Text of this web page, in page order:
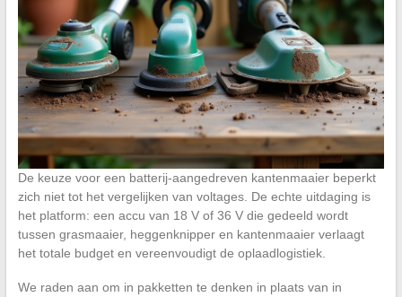
De keuze voor een batterij-aangedreven kantenmaaier beperkt
zich niet tot het vergelijken van voltages. De echte uitdaging is
het platform: een accu van 18 V of 36 V die gedeeld wordt
tussen grasmaaier, heggenknipper en kantenmaaier verlaagt
het totale budget en vereenvoudigt de oplaadlogistiek.
We raden aan om in pakketten te denken in plaats van in